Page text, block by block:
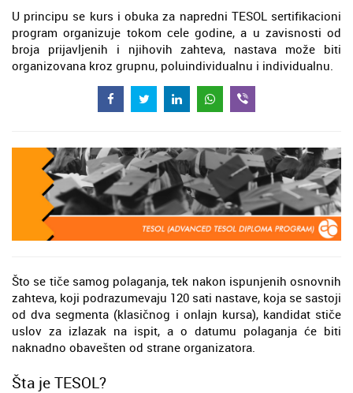
U principu se kurs i obuka za napredni TESOL sertifikacioni
program organizuje tokom cele godine, a u zavisnosti od
broja prijavljenih i njihovih zahteva, nastava može biti
organizovana kroz grupnu, poluindividualnu i individualnu.
Što se tiče samog polaganja, tek nakon ispunjenih osnovnih
zahteva, koji podrazumevaju 120 sati nastave, koja se sastoji
od dva segmenta (klasičnog i onlajn kursa), kandidat stiče
uslov za izlazak na ispit, a o datumu polaganja će biti
naknadno obavešten od strane organizatora.
Šta je TESOL?